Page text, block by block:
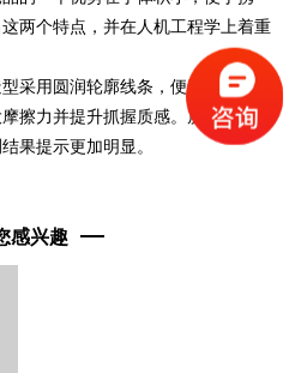
两个特点，并在人机工程学上着重
用圆润轮廓线条，便于抓握。手
擦力并提升抓握质感。屏幕下方采
果提示更加明显。
感兴趣